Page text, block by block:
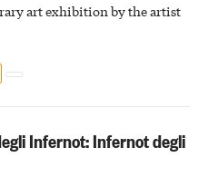
art exhibition by the artist
Infernot: Infernot degli